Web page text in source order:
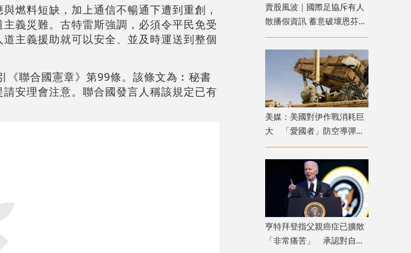
燃料短缺，加上通信不暢通下遭到重創，
義災難。古特雷斯強調，必須令平民免受
主義援助就可以安全、並及時運送到整個
聯合國憲章》第99條。該條文為︰秘書
安理會注意。聯合國發言人稱該規定已有
賣股風波｜國際足協斥有人
散播假資訊 蓄意破壞恩芬天
奴權威
美媒：美國對伊作戰消耗巨
大 「愛國者」防空導彈庫
存不足1700枚
亨特拜登指父親癌症已擴散
「非常痛苦」 承認對自己